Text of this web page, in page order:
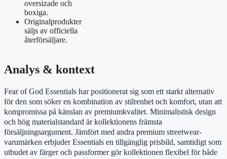
oversizade och
boxiga.
Originalprodukter
säljs av officiella
återförsäljare.
Analys & kontext
Fear of God Essentials har positionerat sig som ett starkt alternativ
för den som söker en kombination av stilrenhet och komfort, utan att
kompromissa på känslan av premiumkvalitet. Minimalistisk design
och hög materialstandard är kollektionens främsta
försäljningsargument. Jämfört med andra premium streetwear-
varumärken erbjuder Essentials en tillgänglig prisbild, samtidigt som
utbudet av färger och passformer gör kollektionen flexibel för både